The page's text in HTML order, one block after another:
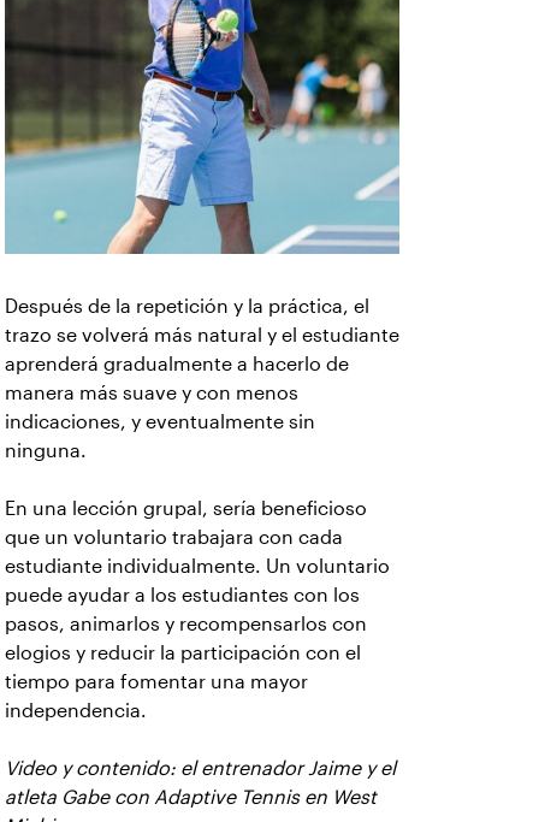
Después de la repetición y la práctica, el
trazo se volverá más natural y el estudiante
aprenderá gradualmente a hacerlo de
manera más suave y con menos
indicaciones, y eventualmente sin
ninguna.
En una lección grupal, sería beneficioso
que un voluntario trabajara con cada
estudiante individualmente. Un voluntario
puede ayudar a los estudiantes con los
pasos, animarlos y recompensarlos con
elogios y reducir la participación con el
tiempo para fomentar una mayor
independencia.
Video y contenido: el entrenador Jaime y el
atleta Gabe con Adaptive Tennis en West